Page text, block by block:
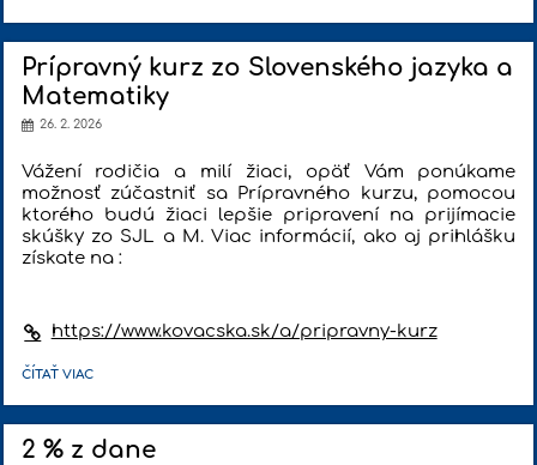
Prípravný kurz zo Slovenského jazyka a
Matematiky
26. 2. 2026
Vážení rodičia a milí žiaci, opäť Vám ponúkame
možnosť zúčastniť sa Prípravného kurzu, pomocou
ktorého budú žiaci lepšie pripravení na prijímacie
skúšky zo SJL a M. Viac informácií, ako aj prihlášku
získate na :
https://www.kovacska.sk/a/pripravny-kurz
PRÍPRAVNÝ
JAZYKA
A
MATEMATIKY:
ČÍTAŤ VIAC
2 % z dane